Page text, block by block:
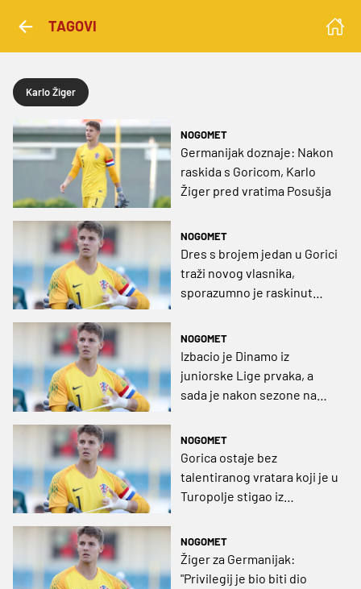
TAGOVI
Karlo Žiger
NOGOMET
Germanijak doznaje: Nakon
raskida s Goricom, Karlo
Žiger pred vratima Posušja
NOGOMET
Dres s brojem jedan u Gorici
traži novog vlasnika,
sporazumno je raskinut
NOGOMET
Izbacio je Dinamo iz
juniorske Lige prvaka, a
sada je nakon sezone na
NOGOMET
Gorica ostaje bez
talentiranog vratara koji je u
Turopolje stigao iz
NOGOMET
Žiger za Germanijak:
"Privilegij je bio biti dio